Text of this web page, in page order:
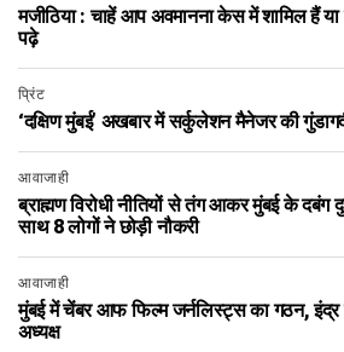
मजीठिया : चाहें आप अवमानना केस में शामिल हैं
पढ़े
प्रिंट
‘दक्षिण मुंबई’ अखबार में सर्कुलेशन मैनेजर की
आवाजाही
ब्राह्मण विरोधी नीतियों से तंग आकर मुंबई के दबंग
साथ 8 लोगों ने छोड़ी नौकरी
आवाजाही
मुंबई में चेंबर आफ फिल्म जर्नलिस्ट्स का गठन, इंद्र
अध्यक्ष